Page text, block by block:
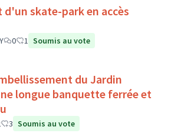
skate-park en accès
0 1 Soumis au vote
du Jardin
longue banquette ferrée et
3 Soumis au vote